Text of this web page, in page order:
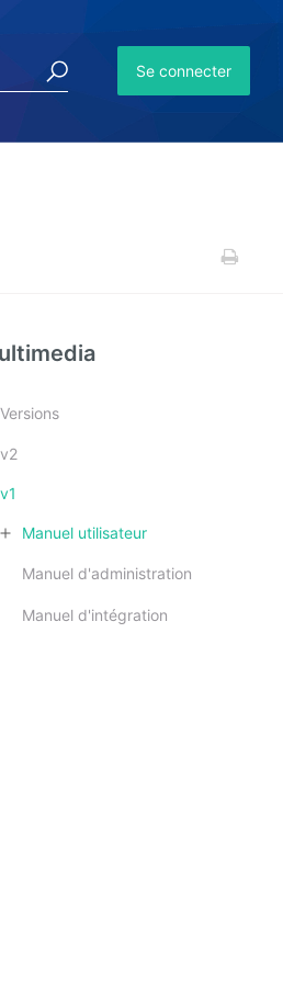
Se connecter
Versions
v2
v1
Manuel utilisateur
Manuel d'administration
Manuel d'intégration